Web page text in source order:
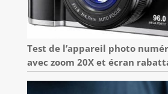
Test de l’appareil photo
avec zoom 20X et écran